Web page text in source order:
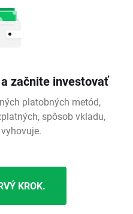
začnite investovať
platobných metód,
spôsob vkladu,
KROK.